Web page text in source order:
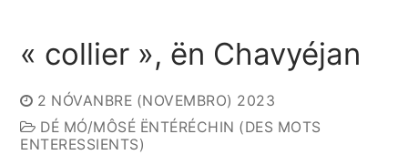
« collier », ën Chavyéjan
2 NÓVANBRE (NOVEMBRO) 2023
DÉ MÓ/MÔSÉ ËNTÉRÉCHIN (DES MOTS
ENTERESSIENTS)